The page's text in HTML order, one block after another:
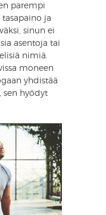
parempi
ja
sinun ei
asentoja tai
nimiä.
moneen
yhdistää
sen hyödyt